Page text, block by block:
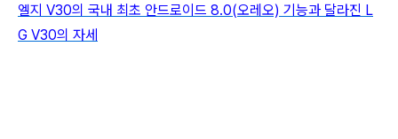
엘지 V30의 국내 최초 안드로이드 8.0(오레오) 기능과 달라진 L
G V30의 자세